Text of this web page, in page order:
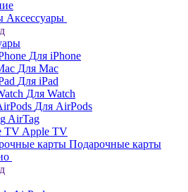
Аксессуары
Для iPhone
Для Mac
Для iPad
Для Watch
Для AirPods
AirTag
Apple TV
Подарочные карты